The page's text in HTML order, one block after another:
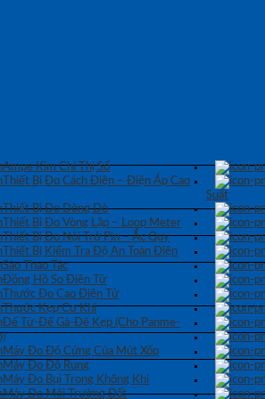
Ampe Kìm Chỉ Thị Số
Thiết Bị Đo Cách Điện – Điện Áp Cao
Suất
Thiết Bị Đo Dòng Dò
Thiết Bị Đo Vòng Lặp – Loop Meter
Thiết Bị Đo Nội Trở Pin – Ắc Quy
Thiết Bị Kiểm Tra Độ An Toàn Điện
Sào Thao Tác
Đồng Hồ So Điện Tử
Thước Đo Cao Điện Tử
Thước Kẹp Cơ Khí
Đế Từ-Đế Gá-Đế Kẹp (Cho Panme-
Máy Đo Độ Cứng Của Mút Xốp
Máy Đo Độ Rung
Máy Đo Bụi Trong Không Khí
Máy Đo Môi Trường Đất